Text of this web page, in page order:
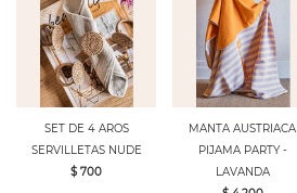
SET DE 4 AROS
SERVILLETAS NUDE
$ 700
MANTA AUSTRIACA
PIJAMA PARTY -
LAVANDA